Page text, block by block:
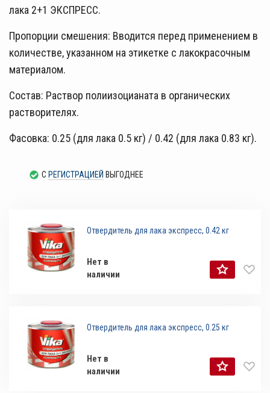
лака 2+1 ЭКСПРЕСС.
Пропорции смешения: Вводится перед применением в
количестве, указанном на этикетке с лакокрасочным
материалом.
Состав: Раствор полиизоцианата в органических
растворителях.
Фасовка: 0.25 (для лака 0.5 кг) / 0.42 (для лака 0.83 кг).
С РЕГИСТРАЦИЕЙ ВЫГОДНЕЕ
Отвердитель для лака экспресс, 0.42 кг
Нет в
наличии
Отвердитель для лака экспресс, 0.25 кг
Нет в
наличии